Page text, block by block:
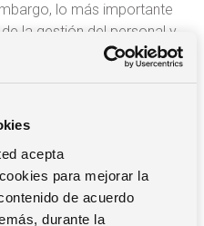
acepta
para mejorar la
de acuerdo
durante la
lo más importante
la gestión del personal y
de acciones.
su estrategia en la
puedan acceder a
Sin embargo, una
podría no compensar
en la empresa, o que los
de crecimiento,